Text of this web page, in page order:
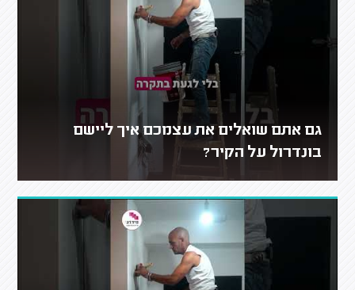
גם אתם שואלים את עצמכם איך ליישם
בונדרול על הקיר?